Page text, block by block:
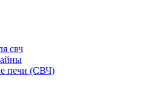
свч
печи (СВЧ)